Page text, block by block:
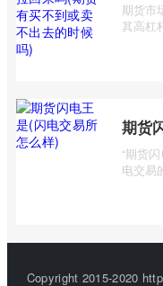
期货市
其高杠
期货
“期货
电交易
Copyright 2015-2020